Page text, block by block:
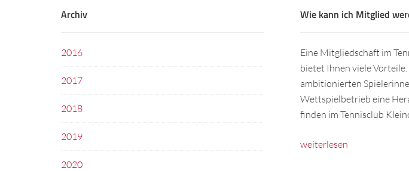
Archiv
2016
2017
2018
2019
2020
Wie kann ich Mitglied
Eine Mitgliedschaft im
bietet Ihnen viele
ambitionierten
Wettspielbetrieb eine
finden im Tennisclub
weiterlesen